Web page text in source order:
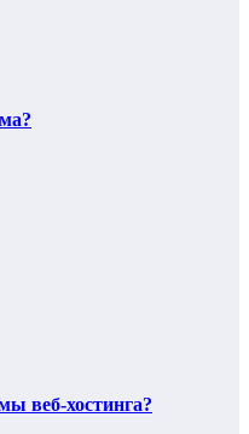
веб-хостинга?